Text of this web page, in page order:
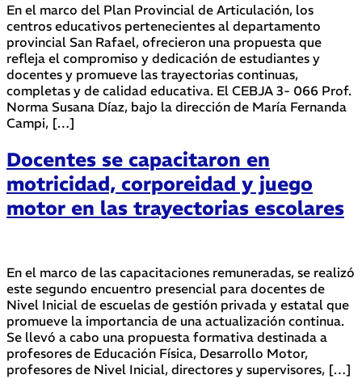
En el marco del Plan Provincial de Articulación, los
centros educativos pertenecientes al departamento
provincial San Rafael, ofrecieron una propuesta que
refleja el compromiso y dedicación de estudiantes y
docentes y promueve las trayectorias continuas,
completas y de calidad educativa. El CEBJA 3- 066 Prof.
Norma Susana Díaz, bajo la dirección de María Fernanda
Campi, […]
Docentes se capacitaron en
motricidad, corporeidad y juego
motor en las trayectorias escolares
En el marco de las capacitaciones remuneradas, se realizó
este segundo encuentro presencial para docentes de
Nivel Inicial de escuelas de gestión privada y estatal que
promueve la importancia de una actualización continua.
Se llevó a cabo una propuesta formativa destinada a
profesores de Educación Física, Desarrollo Motor,
profesores de Nivel Inicial, directores y supervisores, […]